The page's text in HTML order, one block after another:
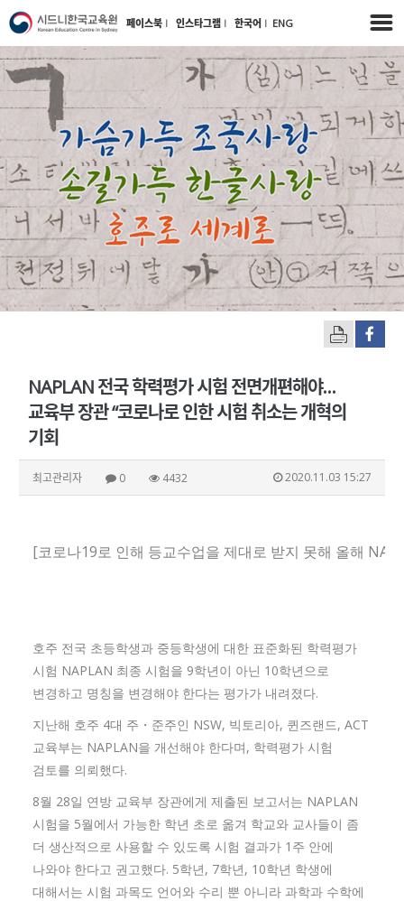
페이스북 l 인스타그램 l 한국어 l ENG
NAPLAN 전국 학력평가 시험 전면개편해야…
교육부 장관 “코로나로 인한 시험 취소는 개혁의
기회
최고관리자 0 4432 2020.11.03 15:27
[코로나19로 인해 등교수업을 제대로 받지 못해 올해
호주 전국 초등학생과 중등학생에 대한 표준화된 학력평가
시험 NAPLAN 최종 시험을 9학년이 아닌 10학년으로
변경하고 명칭을 변경해야 한다는 평가가 내려졌다.
지난해 호주 4대 주・준주인 NSW, 빅토리아, 퀸즈랜드, ACT
교육부는 NAPLAN을 개선해야 한다며, 학력평가 시험
검토를 의뢰했다.
8월 28일 연방 교육부 장관에게 제출된 보고서는 NAPLAN
시험을 5월에서 가능한 학년 초로 옮겨 학교와 교사들이 좀
더 생산적으로 사용할 수 있도록 시험 결과가 1주 안에
나와야 한다고 권고했다. 5학년, 7학년, 10학년 학생에
대해서는 시험 과목도 언어와 수리 뿐 아니라 과학과 수학에